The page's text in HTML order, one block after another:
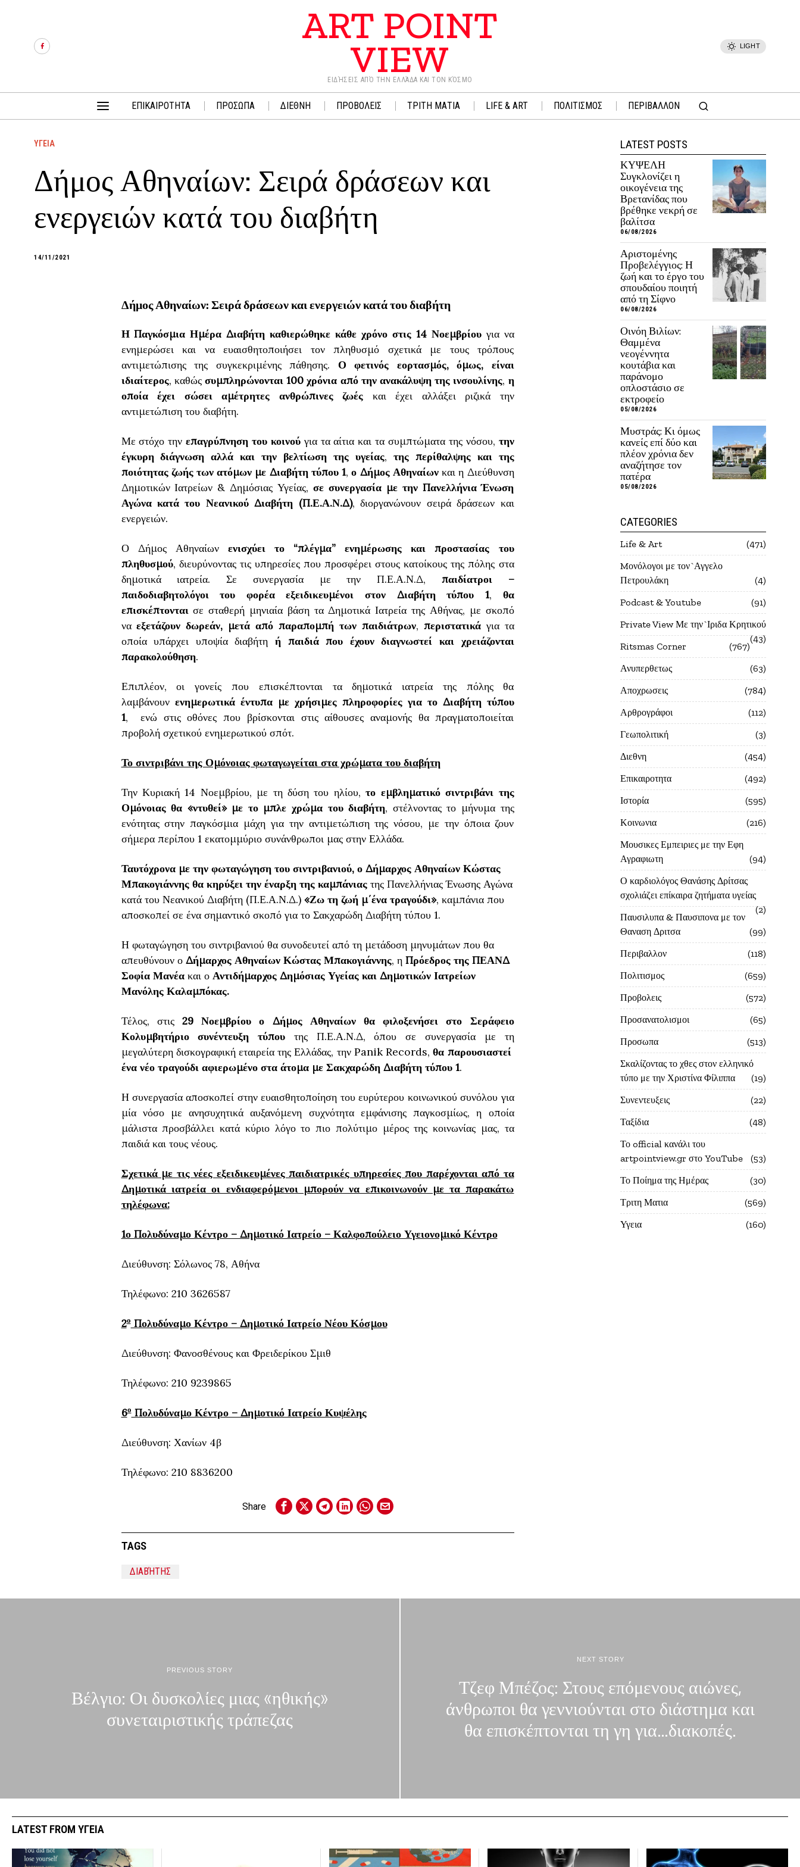
ART POINT
VIEW
ΕΙΔΉΣΕΙΣ ΑΠΌ ΤΗΝ ΕΛΛΆΔΑ ΚΑΙ ΤΟΝ ΚΌΣΜΟ
LIGHT
ΕΠΙΚΑΙΡΟΤΗΤΑ ΠΡΟΣΩΠΑ ΔΙΕΘΝΗ ΠΡΟΒΟΛΕΙΣ ΤΡΙΤΗ ΜΑΤΙΑ LIFE & ART ΠΟΛΙΤΙΣΜΟΣ ΠΕΡΙΒΑΛΛΟΝ
ΥΓΕΙΑ
Δήμος Αθηναίων: Σειρά δράσεων και
ενεργειών κατά του διαβήτη
14/11/2021
Δήμος Αθηναίων: Σειρά δράσεων και ενεργειών κατά του διαβήτη
Η Παγκόσμια Ημέρα Διαβήτη καθιερώθηκε κάθε χρόνο στις 14 Νοεμβρίου για να
ενημερώσει και να ευαισθητοποιήσει τον πληθυσμό σχετικά με τους τρόπους
αντιμετώπισης της συγκεκριμένης πάθησης.
Ο φετινός εορτασμός, όμως, είναι
ιδιαίτερος, καθώς συμπληρώνονται 100 χρόνια από την ανακάλυψη της ινσουλίνης, η
οποία έχει σώσει αμέτρητες ανθρώπινες ζωές και έχει αλλάξει ριζικά την
αντιμετώπιση του διαβήτη.
Με στόχο τηνεπαγρύπνηση του κοινούγια τα αίτια και τα συμπτώματα της νόσου, την
έγκυρη διάγνωση αλλά και την βελτίωση της υγείας, της περίθαλψης και της
ποιότητας ζωής των ατόμων με Διαβήτη τύπου 1,ο Δήμος Αθηναίωνκαι η Διεύθυνση
Δημοτικών Ιατρείων & Δημόσιας Υγείας, σε συνεργασία με την Πανελλήνια Ένωση
Αγώνα κατά του Νεανικού Διαβήτη (Π.Ε.Α.Ν.Δ), διοργανώνουν σειρά δράσεων και
ενεργειών.
Ο Δήμος Αθηναίων ενισχύει το “πλέγμα” ενημέρωσης και προστασίας του
πληθυσμού, διευρύνοντας τις υπηρεσίες που προσφέρει στους κατοίκους της πόλης στα
δημοτικά ιατρεία. Σε συνεργασία με την Π.Ε.Α.Ν.Δ, παιδίατροι –
παιδοδιαβητολόγοι του φορέα εξειδικευμένοι στον Διαβήτη τύπου 1, θα
επισκέπτονταισε σταθερή μηνιαία βάση τα Δημοτικά Ιατρεία της Αθήνας, με σκοπό
ναεξετάζουν δωρεάν, μετά από παραπομπή των παιδιάτρων, περιστατικάγια τα
οποία υπάρχει υποψία διαβήτη ή παιδιά που έχουν διαγνωστεί και χρειάζονται
παρακολούθηση.
Επιπλέον, οι γονείς που επισκέπτονται τα δημοτικά ιατρεία της πόλης θα
λαμβάνουν ενημερωτικά έντυπα με χρήσιμες πληροφορίες για το Διαβήτη τύπου
1, ενώ στις οθόνες που βρίσκονται στις αίθουσες αναμονής θα πραγματοποιείται
προβολή σχετικού ενημερωτικού σπότ.
Το σιντριβάνι της Ομόνοιας φωταγωγείται στα χρώματα του διαβήτη
Την Κυριακή 14 Νοεμβρίου, με τη δύση του ηλίου,το εμβληματικό σιντριβάνι της
Ομόνοιας θα «ντυθεί» με το μπλε χρώμα του διαβήτη, στέλνοντας το μήνυμα της
ενότητας στην παγκόσμια μάχη για την αντιμετώπιση της νόσου, με την όποια ζουν
σήμερα περίπου 1 εκατομμύριο συνάνθρωποι μας στην Ελλάδα.
Ταυτόχρονα με την φωταγώγηση του σιντριβανιού, ο Δήμαρχος Αθηναίων Κώστας
Μπακογιάννης θα κηρύξει την έναρξη της καμπάνιας της Πανελλήνιας Ένωσης Αγώνα
κατά του Νεανικού Διαβήτη (Π.Ε.Α.Ν.Δ.) «Ζω τη ζωή μ΄ένα τραγούδι», καμπάνια που
αποσκοπεί σε ένα σημαντικό σκοπό για το Σακχαρώδη Διαβήτη τύπου 1.
Η φωταγώγηση του σιντριβανιού θα συνοδευτεί από τη μετάδοση μηνυμάτων που θα
απευθύνουν ο Δήμαρχος Αθηναίων Κώστας Μπακογιάννης, η Πρόεδρος της ΠΕΑΝΔ
Σοφία Μανέακαι ο Αντιδήμαρχος Δημόσιας Υγείας και Δημοτικών Ιατρείων
Μανόλης Καλαμπόκας.
Τέλος, στις 29 Νοεμβρίου ο Δήμος Αθηναίων θα φιλοξενήσει στο Σεράφειο
Κολυμβητήριο συνέντευξη τύπου της Π.Ε.Α.Ν.Δ, όπου σε συνεργασία με τη
μεγαλύτερη δισκογραφική εταιρεία της Ελλάδας, την Panik Records,θα παρουσιαστεί
ένα νέο τραγούδι αφιερωμένο στα άτομα με Σακχαρώδη Διαβήτη τύπου 1.
Η συνεργασία αποσκοπεί στην ευαισθητοποίηση του ευρύτερου κοινωνικού συνόλου για
μία νόσο με ανησυχητικά αυξανόμενη συχνότητα εμφάνισης παγκοσμίως, η οποία
μάλιστα προσβάλλει κατά κύριο λόγο το πιο πολύτιμο μέρος της κοινωνίας μας, τα
παιδιά και τους νέους.
Σχετικά με τις νέες εξειδικευμένες παιδιατρικές υπηρεσίες που παρέχονται από τα
Δημοτικά ιατρεία οι ενδιαφερόμενοι μπορούν να επικοινωνούν με τα παρακάτω
τηλέφωνα:
1ο Πολυδύναμο Κέντρο – Δημοτικό Ιατρείο – Καλφοπούλειο Υγειονομικό Κέντρο
Διεύθυνση: Σόλωνος 78, Αθήνα
Τηλέφωνο: 210 3626587
2οΠολυδύναμο Κέντρο – Δημοτικό Ιατρείο Νέου Κόσμου
Διεύθυνση: Φανοσθένους και Φρειδερίκου Σμιθ
Τηλέφωνο: 210 9239865
6οΠολυδύναμο Κέντρο – Δημοτικό Ιατρείο Κυψέλης
Διεύθυνση: Χανίων 4β
Τηλέφωνο: 210 8836200
Share
TAGS
ΔΙΑΒΉΤΗΣ
LATEST POSTS
ΚΥΨΕΛΗ
Συγκλονίζει η
οικογένεια της
Βρετανίδας που
βρέθηκε νεκρή σε
βαλίτσα
06/08/2026
Αριστομένης
Προβελέγγιος: Η
ζωή και το έργο του
σπουδαίου ποιητή
από τη Σίφνο
06/08/2026
Οινόη Βιλίων:
Θαμμένα
νεογέννητα
κουτάβια και
παράνομο
οπλοστάσιο σε
εκτροφείο
05/08/2026
Μυστράς: Κι όμως
κανείς επί δύο και
πλέον χρόνια δεν
αναζήτησε τον
πατέρα
05/08/2026
CATEGORIES
Life & Art
471
Mονόλογοι με τον`Αγγελο
Πετρουλάκη
4
Podcast & Youtube
91
Private View Με την`Ιριδα Κρητικού
43
Ritsmas Corner
767
Ανυπερθετως
63
Αποχρωσεις
784
Αρθρογράφοι
112
Γεωπολιτική
3
Διεθνη
454
Επικαιροτητα
492
Ιστορία
595
Κοινωνια
216
Μουσικες Εμπειριες με την Εφη
Αγραφιωτη
94
Ο καρδιολόγος Θανάσης Δρίτσας
σχολιάζει επίκαιρα ζητήματα υγείας
2
Παυσιλυπα & Παυσιπονα με τον
Θαναση Δριτσα
99
Περιβαλλον
118
Πολιτισμος
659
Προβολεις
572
Προσανατολισμοι
65
Προσωπα
513
Σκαλίζοντας το χθες στον ελληνικό
τύπο με την Χριστίνα Φίλιππα
19
Συνεντευξεις
22
Ταξίδια
48
Το official κανάλι του
artpointview.gr στο YouTube
53
Το Ποίημα της Ημέρας
30
Τριτη Ματια
569
Υγεια
160
PREVIOUS STORY
Βέλγιο: Οι δυσκολίες μιας «ηθικής»
συνεταιριστικής τράπεζας
NEXT STORY
Τζεφ Μπέζος: Στους επόμενους αιώνες,
άνθρωποι θα γεννιούνται στο διάστημα και
θα επισκέπτονται τη γη για…διακοπές.
LATEST FROM ΥΓΕΙΑ